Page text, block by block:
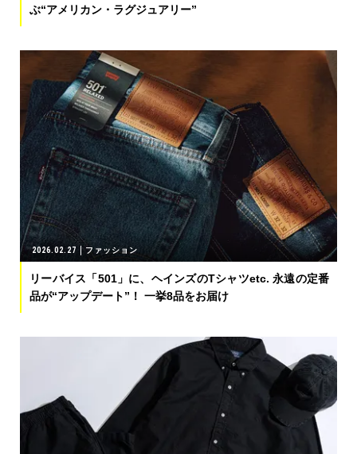
ぶ“アメリカン・ラグジュアリー”
2026.02.27 ファッション
リーバイス「501」に、ヘインズのTシャツetc. 永遠の定番
品が“アップデート”！ 一挙8品をお届け